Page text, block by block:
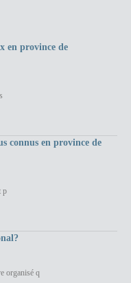
en province de
connus en province de
p
organisé q